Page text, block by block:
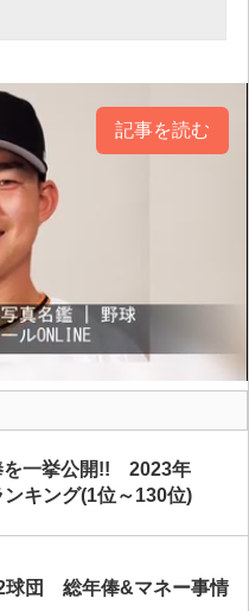
記事を読む
を一挙公開!! 2023年
キング(1位～130位)
球団 総年俸&マネー事情